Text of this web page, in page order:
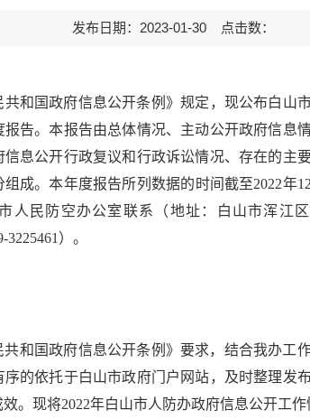
发布日期：2023-01-30 点击数：
和国政府信息公开条例》规定，现公布白山
报告。本报告由总体情况、主动公开政府信息
息公开行政复议和行政诉讼情况、存在的主
成。本年度报告所列数据的时间截至2022年12
人民防空办公室联系（地址：白山市浑江
3225461 ）。
共和国政府信息公开条例》要求，结合我办工
的依托于白山市政府门户网站，及时整理发
效。现将2022年白山市人防办政府信息公开工作